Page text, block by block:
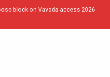
block on Vavada access 2026